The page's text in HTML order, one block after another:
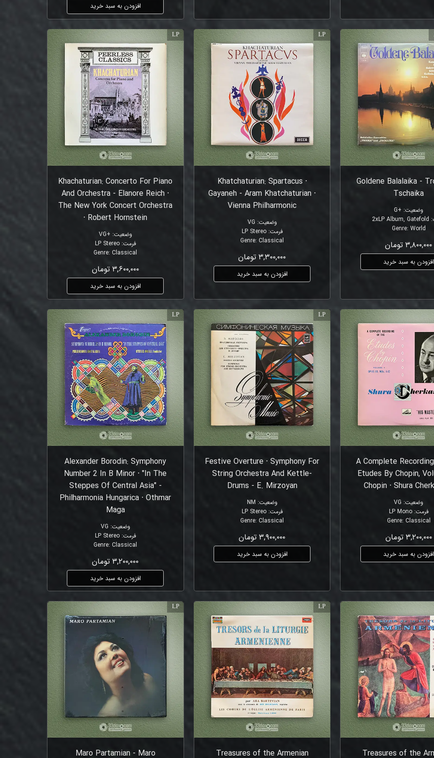
افزودن به سبد خرید
Goldene Balalaika -
Tschaika
وضعیت:
+G
:
2xLP Album, Gatefold
Genre: World
۳,۸۰۰,۰۰۰ تومان
افزودن به سبد خرید
Khatchaturian: Spartacus ⸱
Gayaneh - Aram Khatchaturian ⸱
Vienna Philharmonic
وضعیت:
VG
فرمت:
LP Stereo
Genre:Classical
۳,۳۰۰,۰۰۰ تومان
افزودن به سبد خرید
LP
Khachaturian: Concerto For Piano
And Orchestra - Elanore Reich ⸱
The New York Concert Orchestra
⸱ Robert Hornstein
وضعیت:
+VG
فرمت:
LP Stereo
Genre:Classical
۳,۶۰۰,۰۰۰ تومان
افزودن به سبد خرید
LP
A Complete
Etudes By Chopin,
Chopin ⸱ Shura
وضعیت:
VG
فرمت:
LP Mono
Genre: Classical
۳,۲۰۰,۰۰۰ تومان
افزودن به سبد خرید
Festive Overture ⸱ Symphony For
String Orchestra And Kettle-
Drums - E. Mirzoyan
وضعیت:
NM
فرمت:
LP Stereo
Genre:Classical
۳,۹۰۰,۰۰۰ تومان
افزودن به سبد خرید
LP
Alexander Borodin: Symphony
Number 2 In B Minor ⸱ "In The
Steppes Of Central Asia" -
Philharmonia Hungarica ⸱ Othmar
Maga
وضعیت:
VG
فرمت:
LP Stereo
Genre:Classical
۳,۲۰۰,۰۰۰ تومان
افزودن به سبد خرید
LP
Treasures of the
Treasures of the Armenian
LP
Maro Partamian - Maro
LP